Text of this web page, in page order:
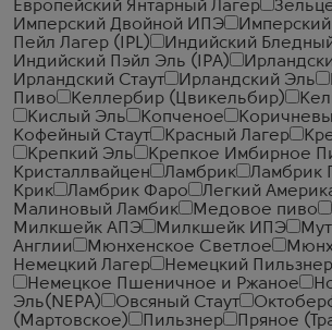
Европейский Янтарный Лагер
Имперский Двойной ИПЭ
Пейл Лагер (IPL)
Индийский
Индийский Пэйл Эль (IPA)
Ирландский Стаут
Ирландский Эль
Пиво
Келлербир (Цвикельбир)
Кислый Эль
Копченое
Кофейный Стаут
Красный Лагер
Крепкий Эль
Крепкое Имбирное
Кристаллвайцен
Ламбрик Ламбрик
Крик
Ламбрик Фаро
Легкий
Малиновый Ламбик
Медовое пиво
Милкшейк АПЭ
Милкшейк ИПЭ
Англии
Мюнхенское Светлое
Немецкий Лагер
Немецкий Пильзнер
Немецкое Пшеничное и Ржаное
Эль(NEPA)
Овсяный Стаут
(Мартовское)
Пильзнер Пряное